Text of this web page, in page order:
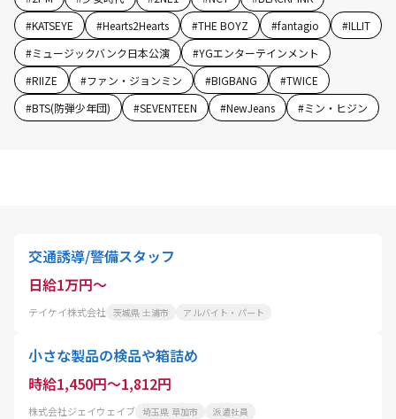
#KATSEYE #Hearts2Hearts #THE BOYZ #fantagio #ILLIT
#ミュージックバンク日本公演 #YGエンターテインメント
#RIIZE #ファン・ジョンミン #BIGBANG #TWICE
#BTS(防弾少年団) #SEVENTEEN #NewJeans #ミン・ヒジン
交通誘導/警備スタッフ
日給1万円～
テイケイ株式会社 茨城県 土浦市 アルバイト・パート
小さな製品の検品や箱詰め
時給1,450円～1,812円
株式会社ジェイウェイブ 埼玉県 草加市 派遣社員